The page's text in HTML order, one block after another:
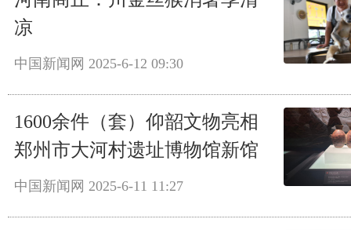
凉
中国新闻网 2025-6-12 09:30
1600余件（套）仰韶文物亮相
郑州市大河村遗址博物馆新馆
中国新闻网 2025-6-11 11:27